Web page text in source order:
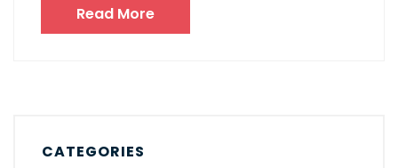
Read More
CATEGORIES